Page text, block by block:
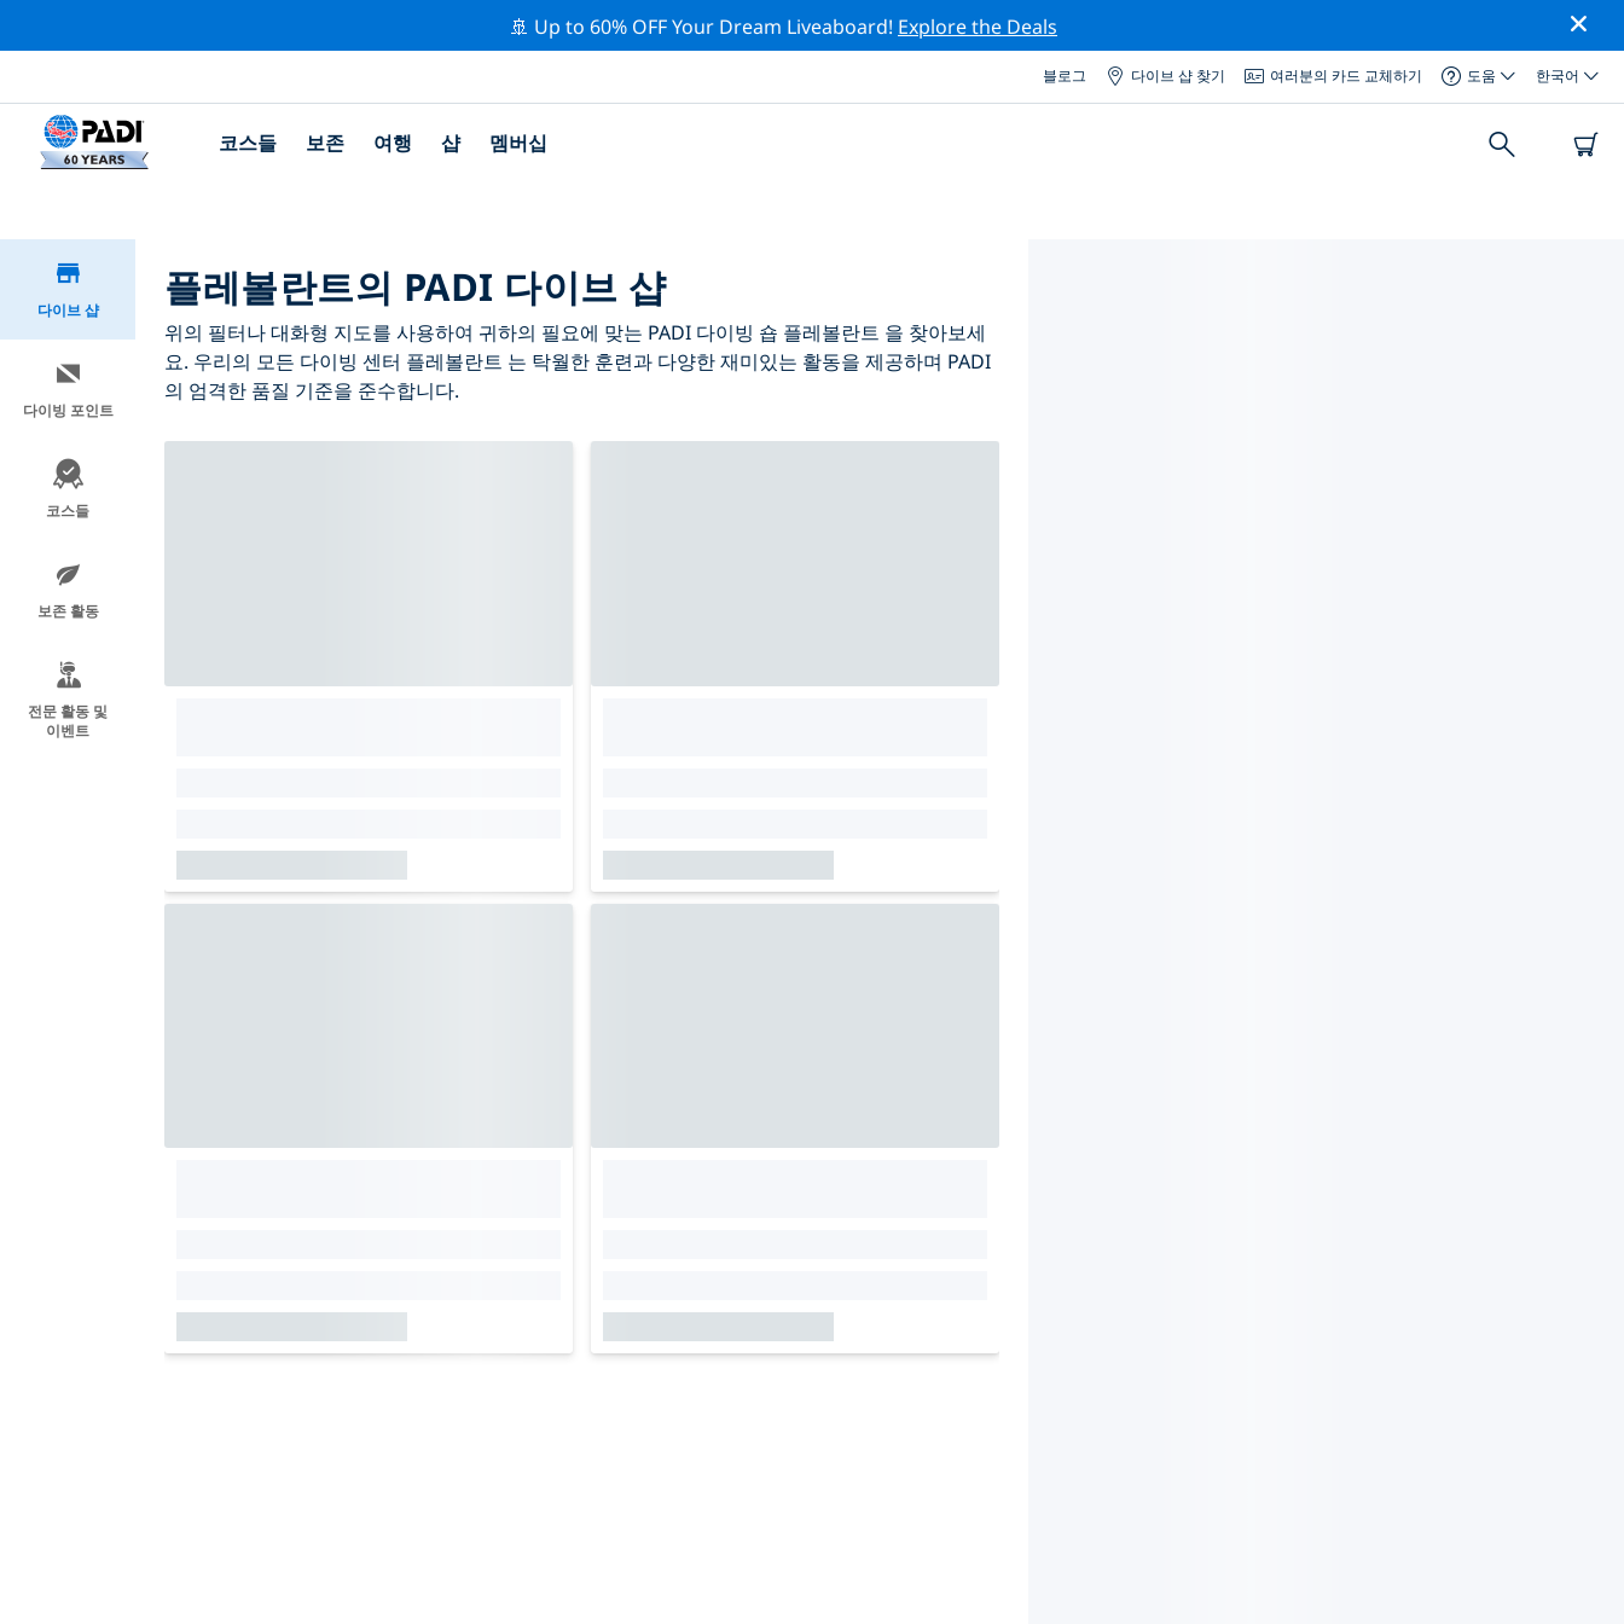
🚢 Up to 60% OFF Your Dream Liveaboard! Explore the Deals
블로그 다이브 샵 찾기 여러분의 카드 교체하기 도움 한국어
코스들 보존 여행 샵 멤버십
다이브 샵
다이빙 포인트
코스들
보존 활동
전문 활동 및
이벤트
플레볼란트의 PADI 다이브 샵
위의 필터나 대화형 지도를 사용하여 귀하의 필요에 맞는 PADI 다이빙 숍 플레볼란트 을 찾아보세
요. 우리의 모든 다이빙 센터 플레볼란트 는 탁월한 훈련과 다양한 재미있는 활동을 제공하며 PADI
의 엄격한 품질 기준을 준수합니다.